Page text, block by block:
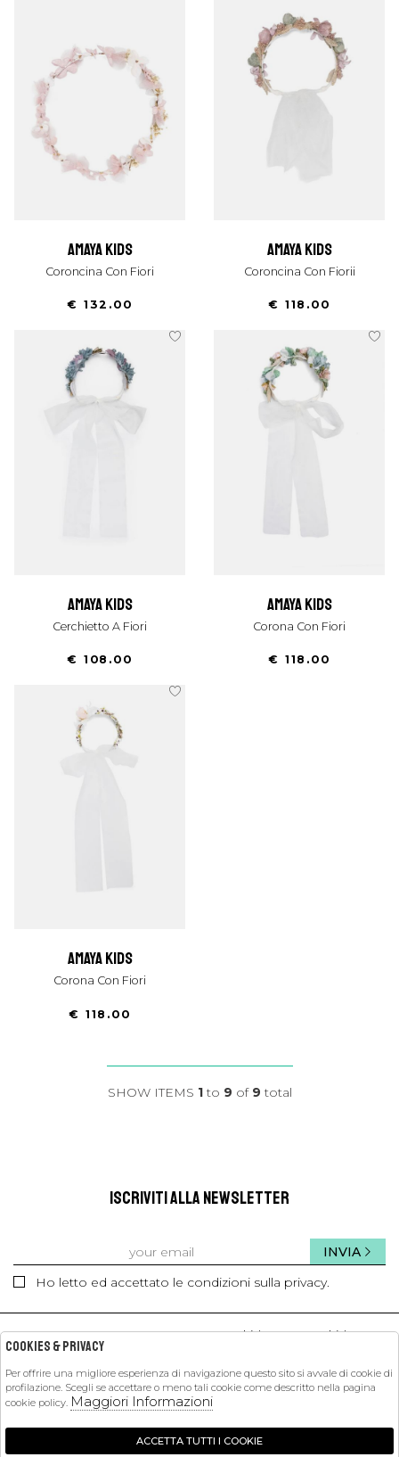
amaya kids
Coroncina Con Fiori
€ 132.00
amaya kids
Coroncina Con Fiorii
€ 118.00
amaya kids
Cerchietto A Fiori
€ 108.00
amaya kids
Corona Con Fiori
€ 118.00
amaya kids
Corona Con Fiori
€ 118.00
SHOW ITEMS 1to 9 of 9 total
ISCRIVITI ALLA NEWSLETTER
Ho letto ed accettato le condizioni sulla privacy.
INVIA
kids kids
PETIT PASHA
SHOPPING
Cookies & Privacy
Per offrire una migliore esperienza di navigazione questo sito si avvale di cookie di
profilazione. Scegli se accettare o meno tali cookie come descritto nella pagina
cookie policy. Maggiori Informazioni
ACCETTA TUTTI I COOKIE